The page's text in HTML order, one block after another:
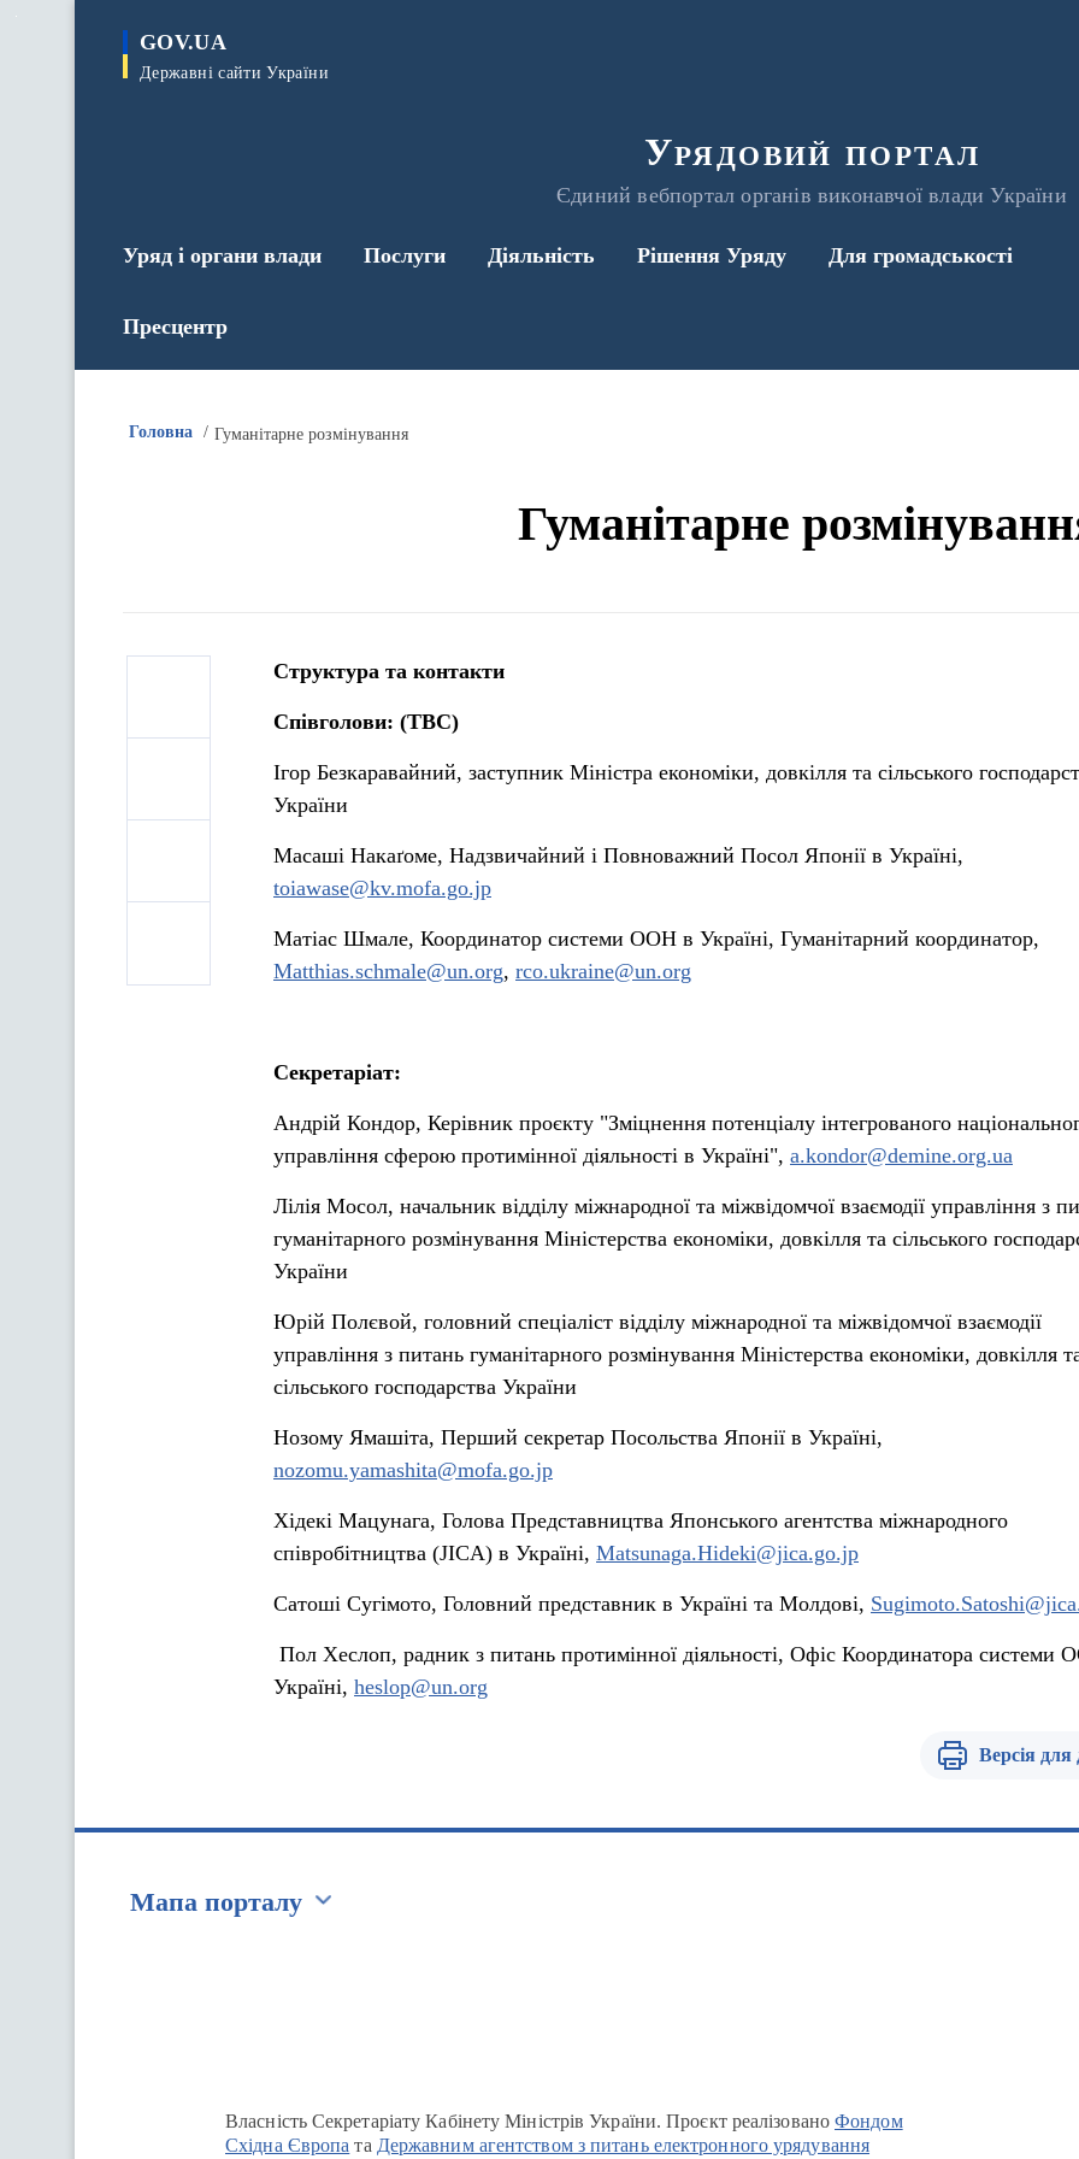
GOV.UA
Державні сайти України
Урядовий портал
Єдиний вебпортал органів виконавчої влади України
Уряд і органи влади Послуги Діяльність Рішення Уряду Для громадськості
Пресцентр
Головна Гуманітарне розмінування
Гуманітарне
Структура та контакти
Співголови: (TBC)
Ігор Безкаравайний, заступник Міністра економіки, довкілля та сільського
України
Масаші Накаґоме, Надзвичайний і Повноважний Посол Японії в Україні,
toiawase@kv.mofa.go.jp
Матіас Шмале, Координатор системи ООН в Україні, Гуманітарний координатор,
Matthias.schmale@un.org, rco.ukraine@un.org
Секретаріат:
Андрій Кондор, Керівник проєкту "Зміцнення потенціалу інтегрованого
управління сферою протимінної діяльності в Україні", a.kondor@demine.org.ua
Лілія Мосол, начальник відділу міжнародної та міжвідомчої взаємодії управління з
гуманітарного розмінування Міністерства економіки, довкілля та сільського
України
Юрій Полєвой, головний спеціаліст відділу міжнародної та міжвідомчої взаємодії
управління з питань гуманітарного розмінування Міністерства економіки, довкілля
сільського господарства України
Нозому Ямашіта, Перший секретар Посольства Японії в Україні,
nozomu.yamashita@mofa.go.jp
Хідекі Мацунага, Голова Представництва Японського агентства міжнародного
співробітництва (JICA) в Україні, Matsunaga.Hideki@jica.go.jp
Сатоші Сугімото, Головний представник в Україні та Молдові,
Пол Хеслоп, радник з питань протимінної діяльності, Офіс Координатора системи
Україні, heslop@un.org
Версія для
Мапа порталу
Власність Секретаріату Кабінету Міністрів України. Проєкт реалізованоФондом
Східна Європа та Державним агентством з питань електронного урядування